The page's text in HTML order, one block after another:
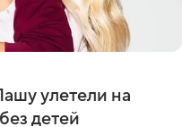
улетели на
детей